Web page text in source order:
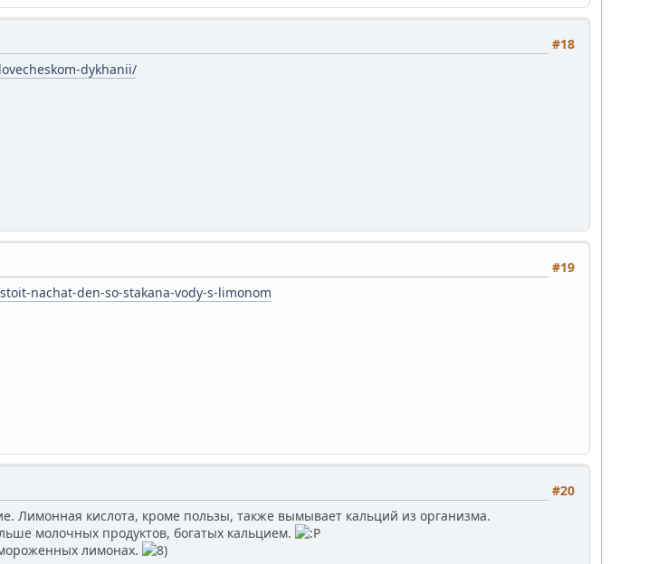
#18
dykhanii/
#19
nachat-den-so-stakana-vody-s-limonom
#20
Лимонная кислота, кроме пользы, также вымывает кальций из организма.
молочных продуктов, богатых кальцием.
лимонах.